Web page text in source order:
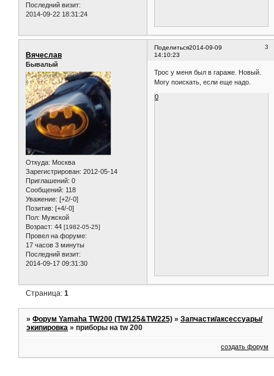
Последний визит:
2014-09-22 18:31:24
Поделиться 3
2014-09-09
14:10:23
Вячеслав
Бывалый
Откуда: Москва
Зарегистрирован: 2012-05-14
Приглашений: 0
Сообщений: 118
Уважение: [+2/-0]
Позитив: [+4/-0]
Пол: Мужской
Возраст: 44 [1982-05-25]
Провел на форуме:
17 часов 3 минуты
Последний визит:
2014-09-17 09:31:30
Трос у меня был в гараже. Новый.
Могу поискать, если еще надо.
0
Страница:1
»Форум Yamaha TW200 (TW125&TW225) »Запчасти/аксессуары/
экипировка »приборы на tw 200
создать форум